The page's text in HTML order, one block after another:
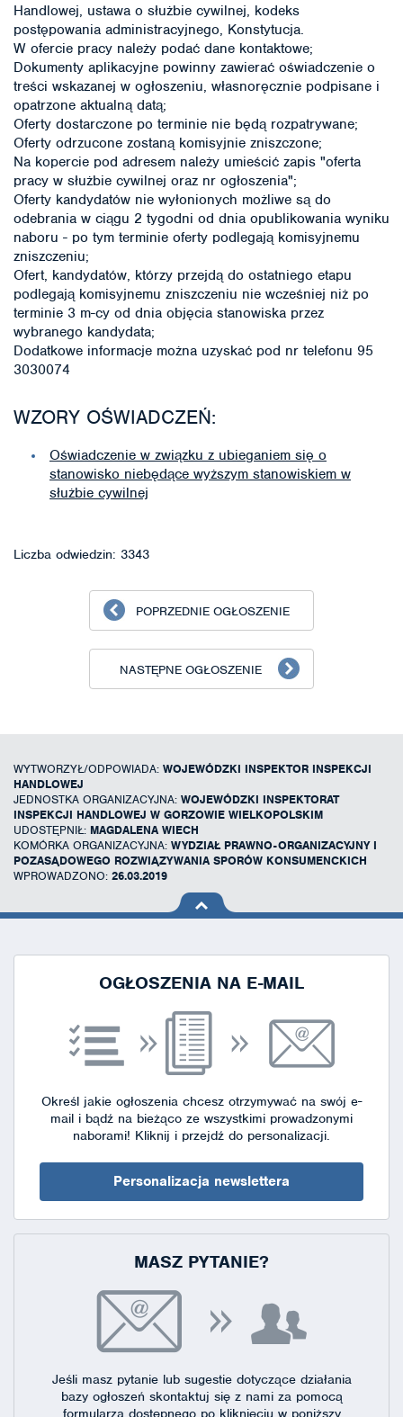
Handlowej, ustawa o służbie cywilnej, kodeks
postępowania administracyjnego, Konstytucja.
W ofercie pracy należy podać dane kontaktowe;
Dokumenty aplikacyjne powinny zawierać oświadczenie o
treści wskazanej w ogłoszeniu, własnoręcznie podpisane i
opatrzone aktualną datą;
Oferty dostarczone po terminie nie będą rozpatrywane;
Oferty odrzucone zostaną komisyjnie zniszczone;
Na kopercie pod adresem należy umieścić zapis "oferta
pracy w służbie cywilnej oraz nr ogłoszenia";
Oferty kandydatów nie wyłonionych możliwe są do
odebrania w ciągu 2 tygodni od dnia opublikowania wyniku
naboru - po tym terminie oferty podlegają komisyjnemu
zniszczeniu;
Ofert, kandydatów, którzy przejdą do ostatniego etapu
podlegają komisyjnemu zniszczeniu nie wcześniej niż po
terminie 3 m-cy od dnia objęcia stanowiska przez
wybranego kandydata;
Dodatkowe informacje można uzyskać pod nr telefonu 95
3030074
WZORY OŚWIADCZEŃ:
Oświadczenie w związku z ubieganiem się o
stanowisko niebędące wyższym stanowiskiem w
służbie cywilnej
Liczba odwiedzin: 3343
POPRZEDNIE OGŁOSZENIE
NASTĘPNE OGŁOSZENIE
WYTWORZYŁ/ODPOWIADA: WOJEWÓDZKI INSPEKTOR INSPEKCJI
HANDLOWEJ
JEDNOSTKA ORGANIZACYJNA: WOJEWÓDZKI INSPEKTORAT
INSPEKCJI HANDLOWEJ W GORZOWIE WIELKOPOLSKIM
UDOSTĘPNIŁ: MAGDALENA WIECH
KOMÓRKA ORGANIZACYJNA: WYDZIAŁ PRAWNO-ORGANIZACYJNY I
POZASĄDOWEGO ROZWIĄZYWANIA SPORÓW KONSUMENCKICH
WPROWADZONO: 26.03.2019
na górę
OGŁOSZENIA NA E-MAIL
Określ jakie ogłoszenia chcesz otrzymywać na swój e-
mail i bądź na bieżąco ze wszystkimi prowadzonymi
naborami! Kliknij i przejdź do personalizacji.
Personalizacja newslettera
MASZ PYTANIE?
Jeśli masz pytanie lub sugestie dotyczące działania
bazy ogłoszeń skontaktuj się z nami za pomocą
formularza dostępnegopo kliknięciu w poniższy